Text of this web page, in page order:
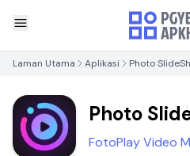
Laman Utama Aplikasi Photo
Photo
Maker
FotoPlay Video